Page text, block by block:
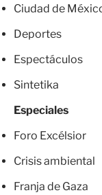
Ciudad de
Deportes
Espectáculos
Sintetika
Especiales
Foro Excélsior
Crisis ambiental
Franja de Gaza